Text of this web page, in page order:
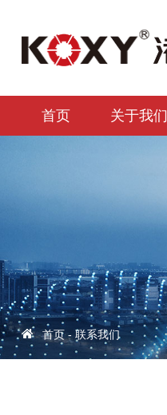
首页 关于我们
首页- 联系我们